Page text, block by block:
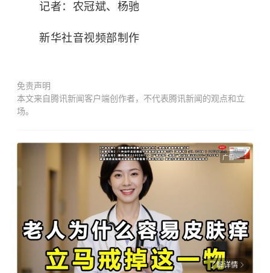
记者：农冠斌、杨驰
新华社音视频部制作
免责声明
本文来自腾讯新闻客户端创作者，不代表腾讯新闻的观点和立
场。
广告
了解详情